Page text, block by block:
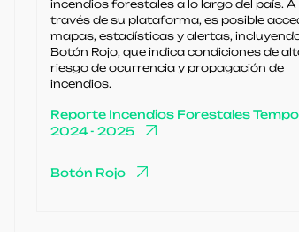
incendios forestales a lo largo del país. A
través de su plataforma, es posible
mapas, estadísticas y alertas,
Botón Rojo, que indica condiciones de
riesgo de ocurrencia y propagación de
incendios.
Reporte Incendios Forestales
2024 - 2025
Botón Rojo